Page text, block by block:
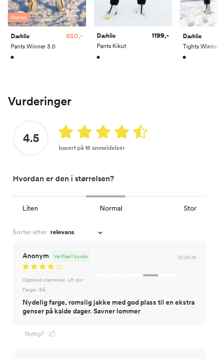
Outlet
Dæhlie
Pants Winner 3.0
650,-
Dæhlie
Pants Kikut
1199,- Dæhlie
Vurderinger
4.5
basert på 18 anmeldelser
Hvordan er den i størrelsen?
Liten Normal Stor
Sorter etter
Anonym 20.04.24
Verifisert kunde
Opplevd størrelse: Litt stor
Farge: Blå
Nydelig farge, romslig jakke med god plass til en ekstra
genser på kalde dager. Savner lommer
Nyttig?